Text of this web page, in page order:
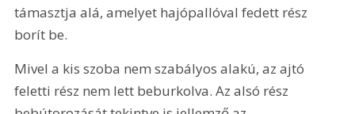
támasztja alá, amelyet hajópallóval fedett rész
borít be.
Mivel a kis szoba nem szabályos alakú, az ajtó
feletti rész nem lett beburkolva. Az alsó rész